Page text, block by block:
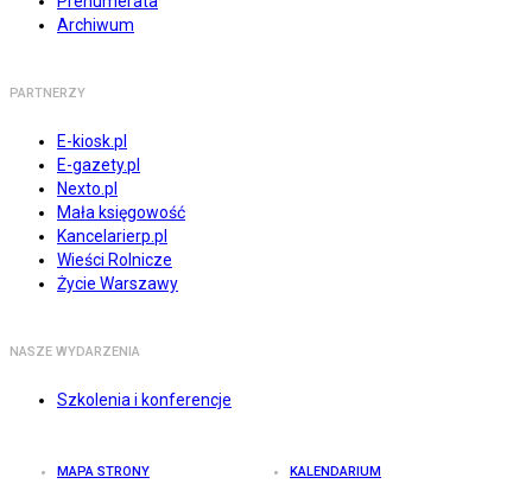
Archiwum
PARTNERZY
E-kiosk.pl
E-gazety.pl
Nexto.pl
Mała księgowość
Kancelarierp.pl
Wieści Rolnicze
Życie Warszawy
NASZE WYDARZENIA
Szkolenia i konferencje
MAPA STRONY KALENDARIUM